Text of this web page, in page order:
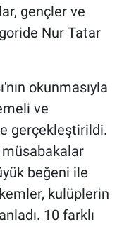
gençler ve
Nur Tatar
okunmasıyla
ve
gerçekleştirildi.
müsabakalar
beğeni ile
kulüplerin
10 farklı